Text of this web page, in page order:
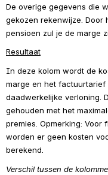
De overige gegevens die
gekozen rekenwijze. Door
pensioen zul je de marge
Resultaat
In deze kolom wordt de
marge en het factuurtarief
daadwerkelijke verloning.
gehouden met het
premies. Opmerking: Voor
worden er geen kosten
berekend.
Verschil tussen de